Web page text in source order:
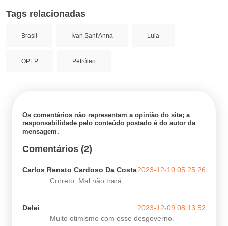
Tags relacionadas
Brasil Ivan Sant'Anna Lula
OPEP Petróleo
Os comentários não representam a opinião do site; a
responsabilidade pelo conteúdo postado é do autor da
mensagem.
Comentários (2)
Carlos Renato Cardoso Da Costa2023-12-10 05:25:26
Correto. Mal não trará.
Delei
2023-12-09 08:13:52
Muito otimismo com esse desgoverno.